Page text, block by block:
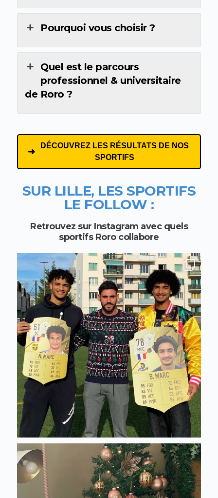
Pourquoi vous choisir ?
Quel est le parcours
professionnel & universitaire
de Roro ?
DÉCOUVREZ LES RÉSULTATS DE NOS
SPORTIFS
SUR LILLE, LES SPORTIFS
LE FOLLOW :
Retrouvez sur Instagram avec quels
sportifs Roro collabore